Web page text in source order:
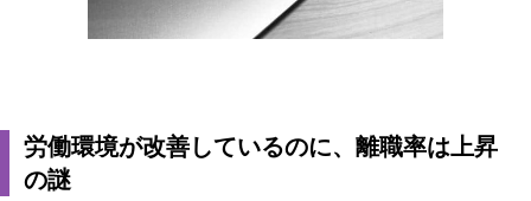
労働環境が改善しているのに、離職率は上昇
の謎